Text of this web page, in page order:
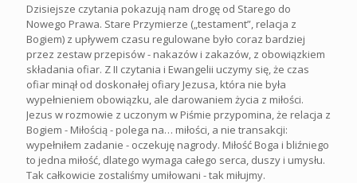
Dzisiejsze czytania pokazują nam drogę od Starego do
Nowego Prawa. Stare Przymierze („testament”, relacja z
Bogiem) z upływem czasu regulowane było coraz bardziej
przez zestaw przepisów - nakazów i zakazów, z obowiązkiem
składania ofiar. Z II czytania i Ewangelii uczymy się, że czas
ofiar minął od doskonałej ofiary Jezusa, która nie była
wypełnieniem obowiązku, ale darowaniem życia z miłości.
Jezus w rozmowie z uczonym w Piśmie przypomina, że relacja z
Bogiem - Miłością - polega na… miłości, a nie transakcji:
wypełniłem zadanie - oczekuję nagrody. Miłość Boga i bliźniego
to jedna miłość, dlatego wymaga całego serca, duszy i umysłu.
Tak całkowicie zostaliśmy umiłowani - tak miłujmy.